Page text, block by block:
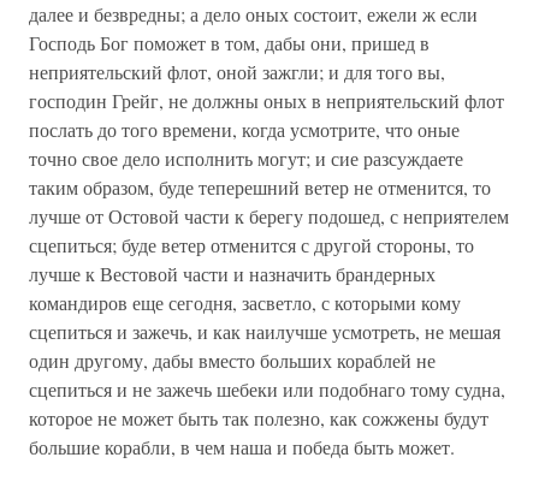
далее и безвредны; а дело оных состоит, ежели ж если
Господь Бог поможет в том, дабы они, пришед в
неприятельский флот, оной зажгли; и для того вы,
господин Грейг, не должны оных в неприятельский флот
послать до того времени, когда усмотрите, что оные
точно свое дело исполнить могут; и сие разсуждаете
таким образом, буде теперешний ветер не отменится, то
лучше от Остовой части к берегу подошед, с неприятелем
сцепиться; буде ветер отменится с другой стороны, то
лучше к Вестовой части и назначить брандерных
командиров еще сегодня, засветло, с которыми кому
сцепиться и зажечь, и как наилучше усмотреть, не мешая
один другому, дабы вместо больших кораблей не
сцепиться и не зажечь шебеки или подобнаго тому судна,
которое не может быть так полезно, как сожжены будут
большие корабли, в чем наша и победа быть может.